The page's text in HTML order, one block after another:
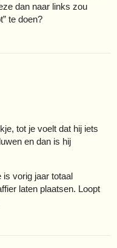
dan naar links zou
te doen?
tot je voelt dat hij iets
en dan is hij
is vorig jaar totaal
laten plaatsen. Loopt